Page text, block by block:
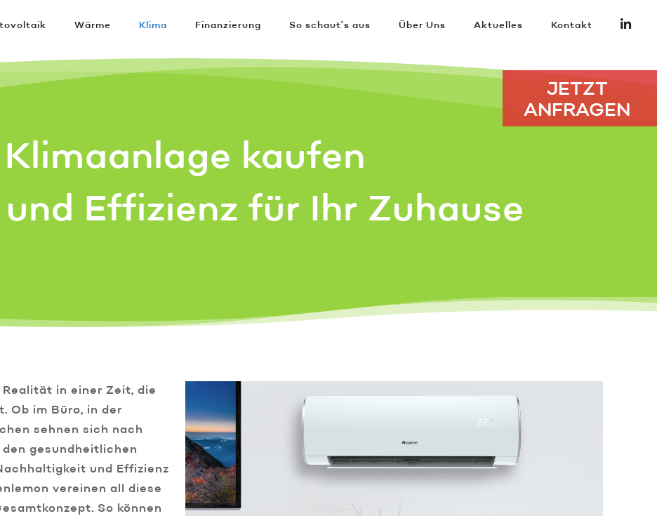
Wärme Klima Finanzierung So schaut’s aus Über Uns Aktuelles Kontakt
JETZT
ANFRAGEN
Klimaanlage kaufen
Effizienz für Ihr Zuhause
Realität in einer Zeit, die
Ob im Büro, in der
sehnen sich nach
gesundheitlichen
und Effizienz
vereinen all diese
So können